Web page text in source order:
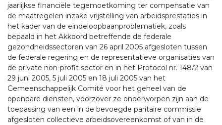
jaarlijkse financiële tegemoetkoming ter compensatie van
de maatregelen inzake vrijstelling van arbeidsprestaties in
het kader van de eindeloopbaanproblematiek, zoals
bepaald in het Akkoord betreffende de federale
gezondheidssectoren van 26 april 2005 afgesloten tussen
de federale regering en de representatieve organisaties van
de private non-profit sector en in het Protocol nr. 148/2 van
29 juni 2005, 5 juli 2005 en 18 juli 2005 van het
Gemeenschappelijk Comité voor het geheel van de
openbare diensten, voorzover ze onderworpen zijn aan de
toepassing van een in de bevoegde paritaire commissie
afgesloten collectieve arbeidsovereenkomst of van in de